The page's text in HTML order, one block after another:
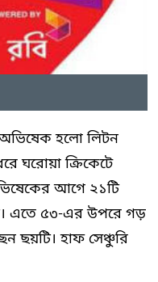
অভিষেক হলো লিটন
ঘরোয়া ক্রিকেটে
আগে ২১টি
এতে ৫৩-এর উপরে গড়
ছয়টি। হাফ সেঞ্চুরি